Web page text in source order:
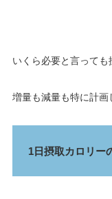
いくら必要と言っても
増量も減量も特に計画
1日摂取カロリー